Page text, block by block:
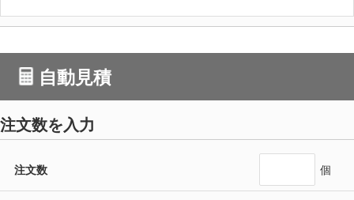
自動見積
注文数を入力
注文数 個